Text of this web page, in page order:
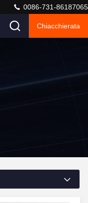
0086-731-86187065
Chiacchierata